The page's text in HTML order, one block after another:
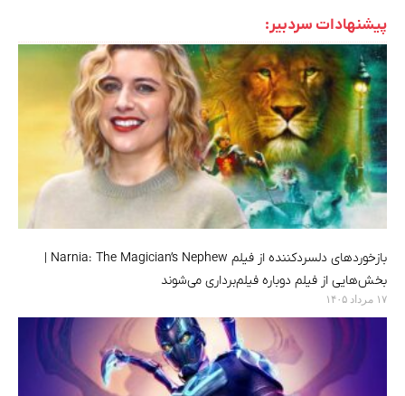
پیشنهادات سردبیر:
بازخوردهای دلسردکننده از فیلم Narnia: The Magician’s Nephew |
بخش‌هایی از فیلم دوباره فیلم‌برداری می‌شوند
۱۷ مرداد ۱۴۰۵